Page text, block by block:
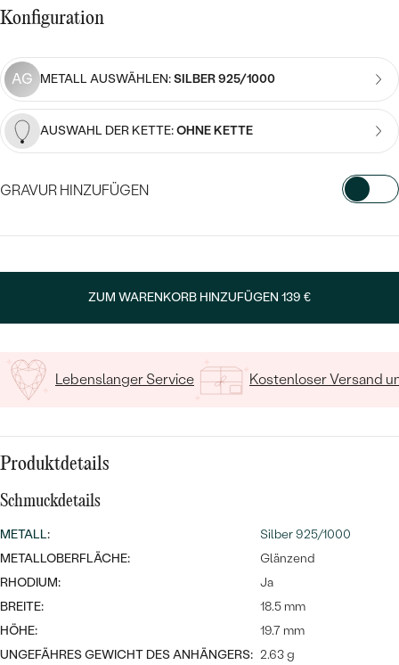
GÜNSTIG
LUXURIÖSE
Meistverkaufte
Eheringe
NACH EDELSTEIN
MIT DIAMANT
MIT LAB GROWN DIAMANT
MIT MOISSANIT
MIT FARBIGEN DIAMANTEN
MIT SALT AND PEPPER DIAMANTEN
NACH MATERIAL
GOLD
SILBER
GOLD
SILBER
EDELSTEINSCHMUCK
DIAMANTEN
NACH STYL
PERSONALISIERT
SYMBOLISCH
MINIMALISTISCH
NACH ANLASS
MIT DIAMANT
MIT EDELSTEIN
PERLENOHRRINGE
PREISWERTE
LUXURIÖSE
MIT TIEREN
NACH EDELSTEIN
MIT DIAMANT
PREISWERTE
NACH EDELSTEIN
MIT EDELSTEIN
PERLENRINGE
NACH PREIS
PREISWERTE
LUXURIÖSE
Konfiguration
AG METALL AUSWÄHLEN:SILBER 925/1000
AUSWAHL DER KETTE:OHNE KETTE
GRAVUR HINZUFÜGEN
ZUM WARENKORB HINZUFÜGEN 139 €
Lebenslanger Service Kostenloser Versand
Produktdetails
Schmuckdetails
METALL:
Silber 925/1000
METALLOBERFLÄCHE:
Glänzend
RHODIUM:
Ja
BREITE:
18.5 mm
HÖHE:
19.7 mm
UNGEFÄHRES GEWICHT DES ANHÄNGERS: 2.63 g